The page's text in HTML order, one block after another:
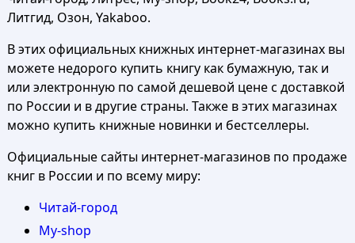
Литгид, Озон, Yakaboo.
В этих официальных книжных интернет-магазинах вы
можете недорого купить книгу как бумажную, так и
или электронную по самой дешевой цене с доставкой
по России и в другие страны. Также в этих магазинах
можно купить книжные новинки и бестселлеры.
Официальные сайты интернет-магазинов по продаже
книг в России и по всему миру:
Читай-город
My-shop